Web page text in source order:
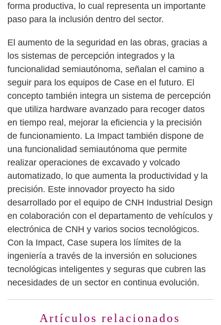
forma productiva, lo cual representa un importante
paso para la inclusión dentro del sector.
El aumento de la seguridad en las obras, gracias a
los sistemas de percepción integrados y la
funcionalidad semiautónoma, señalan el camino a
seguir para los equipos de Case en el futuro. El
concepto también integra un sistema de percepción
que utiliza hardware avanzado para recoger datos
en tiempo real, mejorar la eficiencia y la precisión
de funcionamiento. La Impact también dispone de
una funcionalidad semiautónoma que permite
realizar operaciones de excavado y volcado
automatizado, lo que aumenta la productividad y la
precisión. Este innovador proyecto ha sido
desarrollado por el equipo de CNH Industrial Design
en colaboración con el departamento de vehículos y
electrónica de CNH y varios socios tecnológicos.
Con la Impact, Case supera los límites de la
ingeniería a través de la inversión en soluciones
tecnológicas inteligentes y seguras que cubren las
necesidades de un sector en continua evolución.
Artículos relacionados